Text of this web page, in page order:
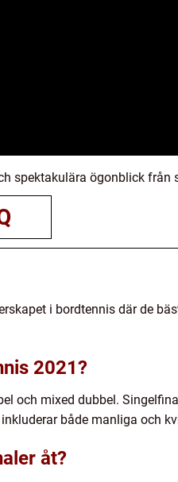
spektakulära ögonblick från
i bordtennis där de
2021?
och mixed dubbel.
både manliga och
åt?